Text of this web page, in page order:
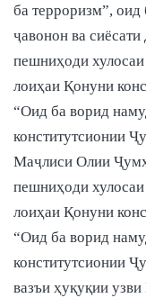
ба терроризм”,
ҷавонон ва
пешниҳоди
лоиҳаи Қонуни
“Оид ба ворид
конститутсионии
Маҷлиси Олии
пешниҳоди
лоиҳаи Қонуни
“Оид ба ворид
конститутсионии
вазъи ҳуқуқии